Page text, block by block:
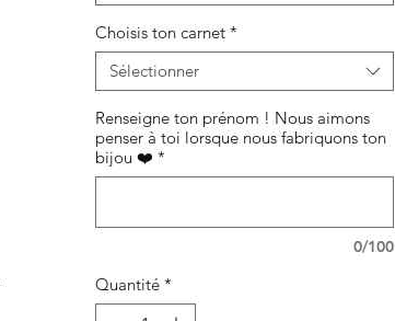
Choisis ton carnet *
Sélectionner
Renseigne ton prénom ! Nous aimons
penser à toi lorsque nous fabriquons ton
bijou ❤️ *
0/100
Quantité *